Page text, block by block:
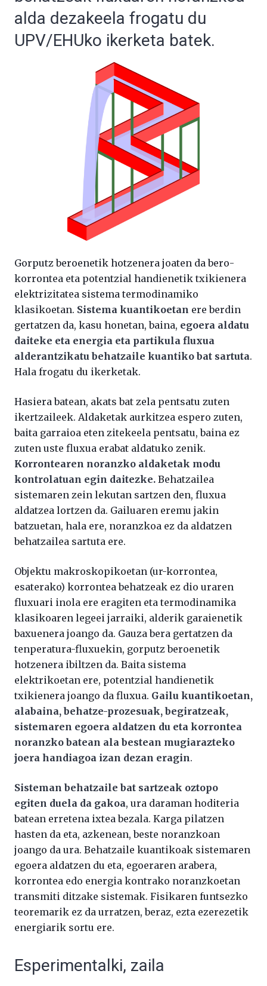
alda dezakeela frogatu du
UPV/EHUko ikerketa batek.
Gorputz beroenetik hotzenera joaten da bero-
korrontea eta potentzial handienetik txikienera
elektrizitatea sistema termodinamiko
klasikoetan. Sistema kuantikoetan ere berdin
gertatzen da, kasu honetan, baina, egoera aldatu
daiteke eta energia eta partikula fluxua
alderantzikatu behatzaile kuantiko bat sartuta.
Hala frogatu du ikerketak.
Hasiera batean, akats bat zela pentsatu zuten
ikertzaileek. Aldaketak aurkitzea espero zuten,
baita garraioa eten zitekeela pentsatu, baina ez
zuten uste fluxua erabat aldatuko zenik.
Korrontearen noranzko aldaketak modu
kontrolatuan egin daitezke. Behatzailea
sistemaren zein lekutan sartzen den, fluxua
aldatzea lortzen da. Gailuaren eremu jakin
batzuetan, hala ere, noranzkoa ez da aldatzen
behatzailea sartuta ere.
Objektu makroskopikoetan (ur-korrontea,
esaterako) korrontea behatzeak ez dio uraren
fluxuari inola ere eragiten eta termodinamika
klasikoaren legeei jarraiki, alderik garaienetik
baxuenera joango da. Gauza bera gertatzen da
tenperatura-fluxuekin, gorputz beroenetik
hotzenera ibiltzen da. Baita sistema
elektrikoetan ere, potentzial handienetik
txikienera joango da fluxua. Gailu kuantikoetan,
alabaina, behatze-prozesuak, begiratzeak,
sistemaren egoera aldatzen du eta korrontea
noranzko batean ala bestean mugiarazteko
joera handiagoa izan dezan eragin.
Sisteman behatzaile bat sartzeak oztopo
egiten duela da gakoa, ura daraman hoditeria
batean erretena ixtea bezala. Karga pilatzen
hasten da eta, azkenean, beste noranzkoan
joango da ura. Behatzaile kuantikoak sistemaren
egoera aldatzen du eta, egoeraren arabera,
korrontea edo energia kontrako noranzkoetan
transmiti ditzake sistemak. Fisikaren funtsezko
teoremarik ez da urratzen, beraz, ezta ezerezetik
energiarik sortu ere.
Esperimentalki, zaila